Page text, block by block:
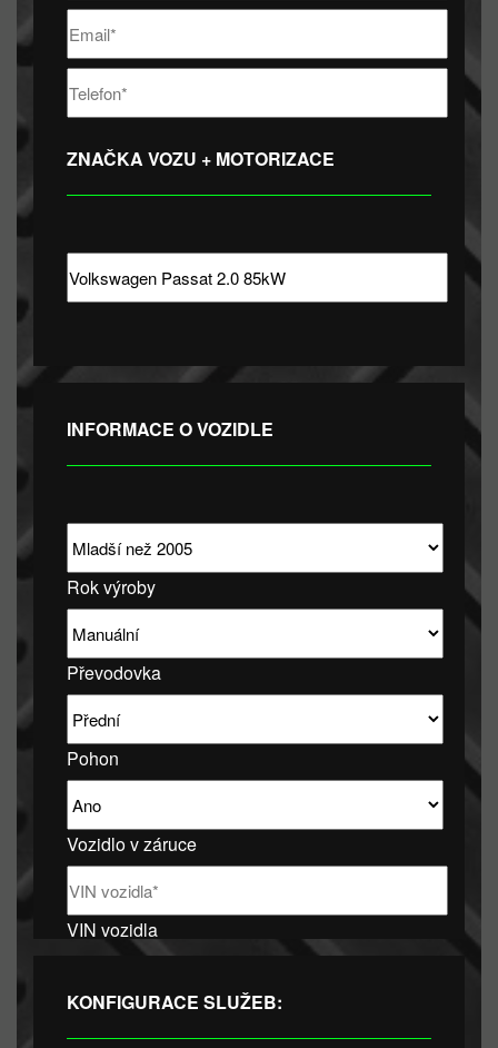
ZNAČKA VOZU + MOTORIZACE
INFORMACE O VOZIDLE
Rok výroby
Převodovka
Pohon
Vozidlo v záruce
VIN vozidla
KONFIGURACE SLUŽEB: